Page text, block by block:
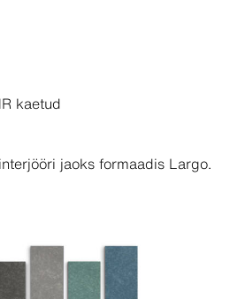
kaetud
jaoks formaadis Largo.